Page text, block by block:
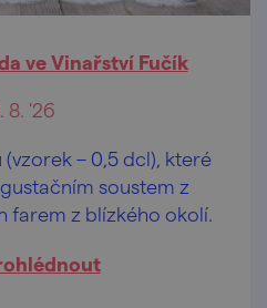
ve Vinařství Fučík
8. '26
– 0,5 dcl), které
soustem z
farem z blízkého okolí.